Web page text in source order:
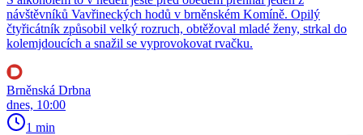
návštěvníků Vavřineckých hodů v brněnském Komíně. Opilý
čtyřicátník způsobil velký rozruch, obtěžoval mladé ženy, strkal do
kolemjdoucích a snažil se vyprovokovat rvačku.
Brněnská Drbna
dnes, 10:00
1 min